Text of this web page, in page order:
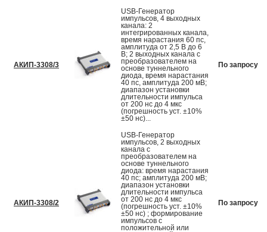
АКИП-3308/3
USB-Генератор
импульсов, 4 выходных
канала: 2
интегрированных канала,
время нарастания 60 пс,
амплитуда от 2,5 В до 6
В; 2 выходных канала с
преобразователем на
основе туннельного
диода, время нарастания
40 пс, амплитуда 200 мВ;
диапазон установки
длительности импульса
от 200 нс до 4 мкс
(погрешность уст. ±10%
±50 нс)...
По запросу
АКИП-3308/2
USB-Генератор
импульсов, 2 выходных
канала с
преобразователем на
основе туннельного
диода: время нарастания
40 пс; амплитуда 200 мВ;
диапазон установки
длительности импульса
от 200 нс до 4 мкс
(погрешность уст. ±10%
±50 нс) ; формирование
импульсов с
положительной или
По запросу